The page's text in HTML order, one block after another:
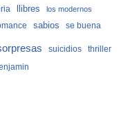
llibres los modernos
sabios se buena
suicidios thriller